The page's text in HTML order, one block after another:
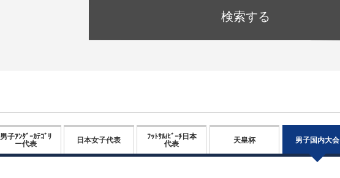
検索する
男子ｱﾝﾀﾞｰｶﾃｺﾞﾘ
ー代表
日本女子代表
ﾌｯﾄｻﾙ/ﾋﾞｰﾁ日本
代表
天皇杯 男子国内大会